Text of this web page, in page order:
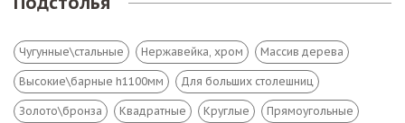
Чугунные\стальные Нержавейка, хром Массив дерева
Высокие\барные h1100мм Для больших столешниц
Золото\бронза Квадратные Круглые Прямоугольные